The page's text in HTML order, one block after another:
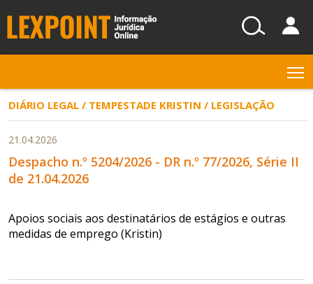
DIÁRIO LEGAL / TEMPESTADE KRISTIN / LEGISLAÇÃO
21.04.2026
Despacho n.º 5204/2026 - DR n.º 77/2026, Série II
de 21.04.2026
Apoios sociais aos destinatários de estágios e outras
medidas de emprego (Kristin)